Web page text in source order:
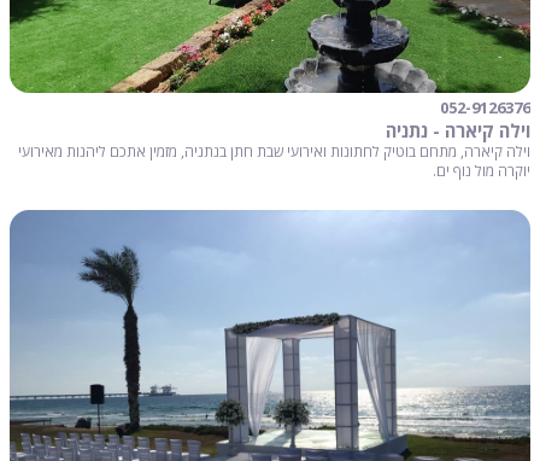
052-9126376
וילה קיארה - נתניה
וילה קיארה, מתחם בוטיק לחתונות ואירועי שבת חתן בנתניה, מזמין אתכם ליהנות מאירועי
יוקרה מול נוף ים.